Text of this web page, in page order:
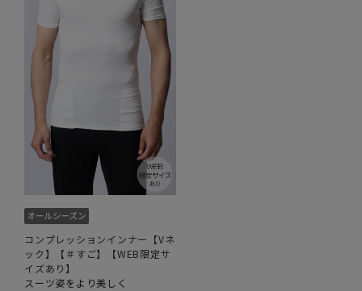
コンプレッションインナー【Vネ
ック】【＃すご】【WEB限定サ
イズあり】
スーツ姿をより美しく